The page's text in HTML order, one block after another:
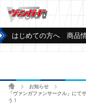
はじめての方へ 商品
ホームお知らせ
「ヴァンガファンサークル」にて
う！